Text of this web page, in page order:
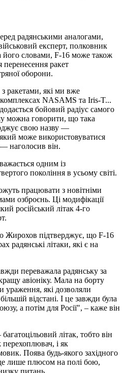
радянськими аналогами,
експерт, полковник
його словами, F-16 може також
ракет
оборони.
ракетами, які ми вже
NASAMS та Iris-T...
бойовий радіус самого
можна говорити, що така
свою назву —
може використовуватися
наголосив він.
одним із
покоління в усьому світі.
працювати з новітніми
озброєнь. Ці модифікації
російський літак 4-го
Жирохов підтверджує, що F-16
радянські літаки, які є на
переважала радянську за
авіоніку. Мала на борту
ураження, які дозволяли
відстані. І це завжди була
а потім для Росії", – каже він
літак, тобто він
перехоплювач, і як
Поява будь-якого західного
лише плюсом на полі бою,
питань.